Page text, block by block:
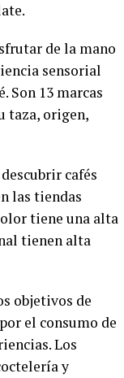
de la mano
sensorial
Son 13 marcas
taza, origen,
cafés
las tiendas
olor tiene una alta
tienen alta
objetivos de
el consumo de
Los
y